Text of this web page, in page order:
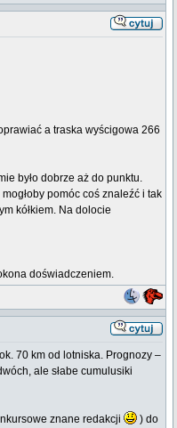
a traska wyścigowa 266
było dobrze aż do punktu.
pomóc coś znaleźć i tak
kółkiem. Na dolocie
doświadczeniem.
70 km od lotniska. Prognozy –
ale słabe cumulusiki
znane redakcji
) do